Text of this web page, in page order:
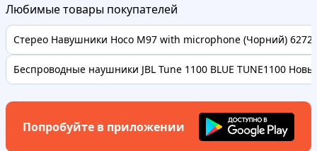
Любимые товары покупателей
Стерео Навушники Hoco M97 with microphone (Чорний)
Беспроводные наушники JBL Tune 1100 BLUE TUNE1100
Попробуйте в приложении